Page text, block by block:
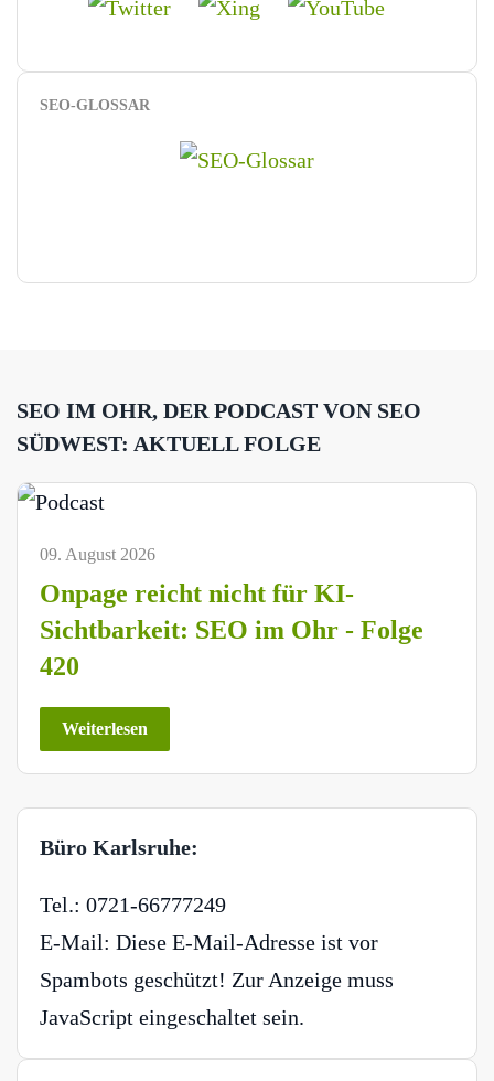
SEO-GLOSSAR
SEO IM OHR, DER PODCAST VON SEO
SÜDWEST: AKTUELL FOLGE
09. August 2026
Onpage reicht nicht für KI-
Sichtbarkeit: SEO im Ohr - Folge
420
Weiterlesen
Büro Karlsruhe:
Tel.: 0721-66777249
E-Mail: Diese E-Mail-Adresse ist vor
Spambots geschützt! Zur Anzeige muss
JavaScript eingeschaltet sein.